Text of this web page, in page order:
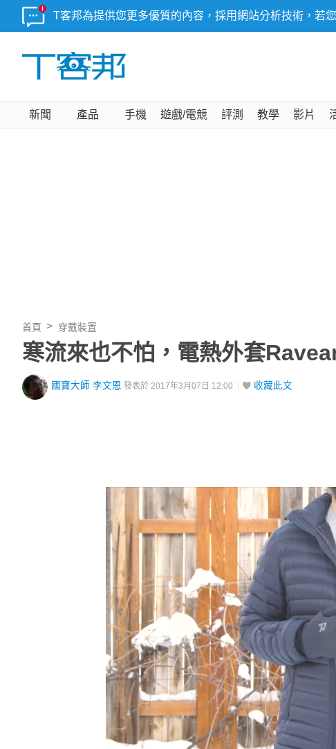
T客邦為提供您更多優質的內容，採用網站分析技術，若
新聞 產品 手機 遊戲/電競 評測 教學 影片
首頁 穿戴裝置
寒流來也不怕，電熱外套
國寶大師 李文恩 發表於 2017年3月07日 12:00 收藏此文